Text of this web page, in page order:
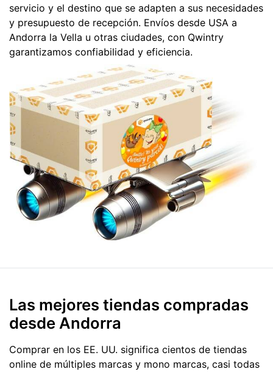
servicio y el destino que se adapten a sus necesidades
y presupuesto de recepción. Envíos desde USA a
Andorra la Vella u otras ciudades, con Qwintry
garantizamos confiabilidad y eficiencia.
Las mejores tiendas compradas
desde Andorra
Comprar en los EE. UU. significa cientos de tiendas
online de múltiples marcas y mono marcas, casi todas